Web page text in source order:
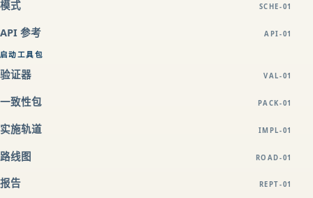
模式 SCHE-01
API 参考 API-01
启动工具包
验证器 VAL-01
一致性包 PACK-01
实施轨道 IMPL-01
路线图 ROAD-01
报告 REPT-01